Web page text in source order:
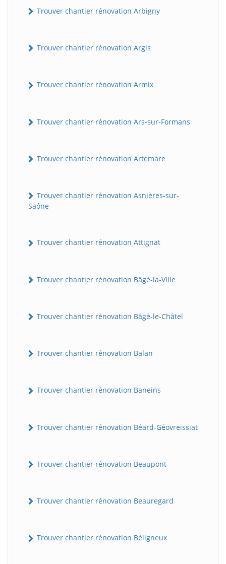
Trouver chantier rénovation Arbigny
Trouver chantier rénovation Argis
Trouver chantier rénovation Armix
Trouver chantier rénovation Ars-sur-Formans
Trouver chantier rénovation Artemare
Trouver chantier rénovation Asnières-sur-
Saône
Trouver chantier rénovation Attignat
Trouver chantier rénovation Bâgé-la-Ville
Trouver chantier rénovation Bâgé-le-Châtel
Trouver chantier rénovation Balan
Trouver chantier rénovation Baneins
Trouver chantier rénovation Béard-Géovreissiat
Trouver chantier rénovation Beaupont
Trouver chantier rénovation Beauregard
Trouver chantier rénovation Béligneux